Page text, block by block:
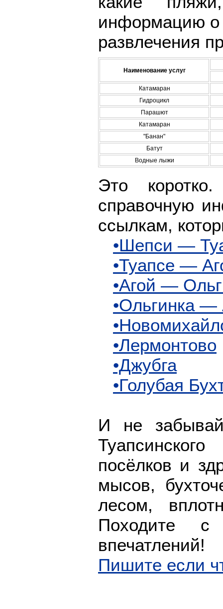
информацию о
развлечения
Наименование услуг
Катамаран
Гидроцикл
Парашют
Катамаран
"Банан"
Батут
Водные лыжи
Это
справочную
ссылкам,
•Шепси —
•Туапсе —
•Агой —
•Ольгинка —
•Лермонтово
•Джубга
•Голубая
И не
посёлков и
мысов,
лесом,
Походите
впечатлений!
Пишите если